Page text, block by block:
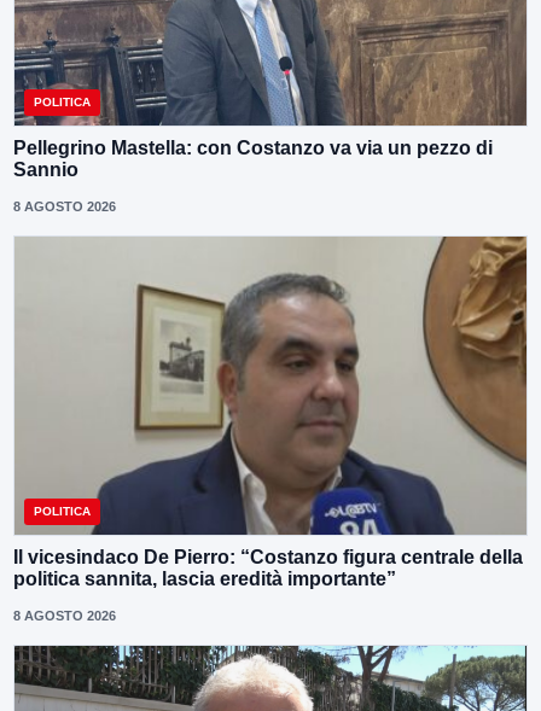
POLITICA
Pellegrino Mastella: con Costanzo va via un pezzo di
Sannio
8 AGOSTO 2026
POLITICA
Il vicesindaco De Pierro: “Costanzo figura centrale della
politica sannita, lascia eredità importante”
8 AGOSTO 2026